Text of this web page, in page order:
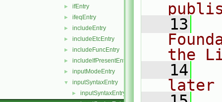
► ifEntry
► ifeqEntry
► includeEntry
► includeEtcEntry
► includeFuncEntry
► includeIfPresentEntry
► inputModeEntry
▼ inputSyntaxEntry
► inputSyntaxEntry.C
   13
the
   14
later